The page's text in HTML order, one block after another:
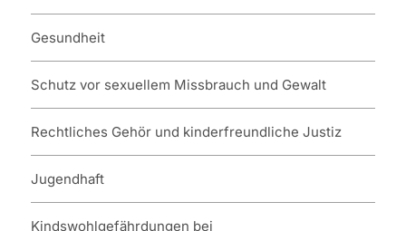
Gesundheit
Schutz vor sexuellem Missbrauch und Gewalt
Rechtliches Gehör und kinderfreundliche Justiz
Jugendhaft
Kindswohlgefährdungen bei